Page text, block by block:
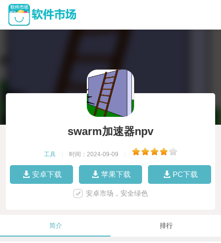
swarm加速器npv
工具 时间：2024-09-09
安卓下载 苹果下载 PC下载
安卓市场，安全绿色
简介 排行